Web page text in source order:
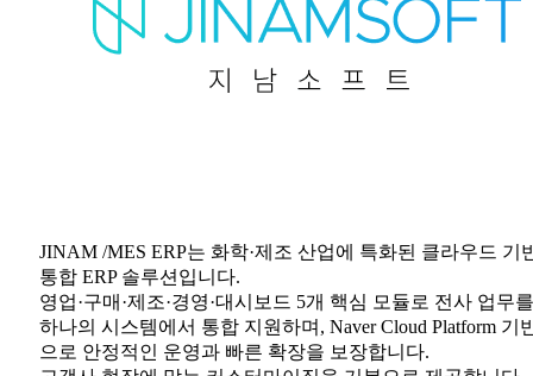
JINAM /MES ERP는 화학·제조 산업에 특화된 클라우드 기
통합 ERP 솔루션입니다.
영업·구매·제조·경영·대시보드 5개 핵심 모듈로 전사 업무를
하나의 시스템에서 통합 지원하며, Naver Cloud Platform 기
으로 안정적인 운영과 빠른 확장을 보장합니다.